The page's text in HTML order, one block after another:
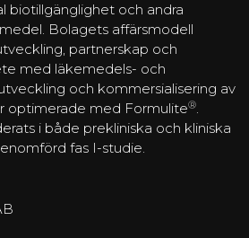
biotillgänglighet och andra
Bolagets affärsmodell
partnerskap och
med läkemedels- och
och kommersialisering av
optimerade med Formulite®.
i både prekliniska och kliniska
fas I-studie.